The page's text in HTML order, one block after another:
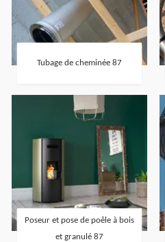
Tubage de cheminée 87
Poseur et pose de poêle à bois
et granulé 87